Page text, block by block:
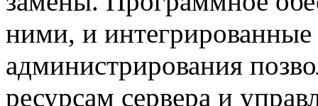
ними, и
администрирования
ресурсам сервера и